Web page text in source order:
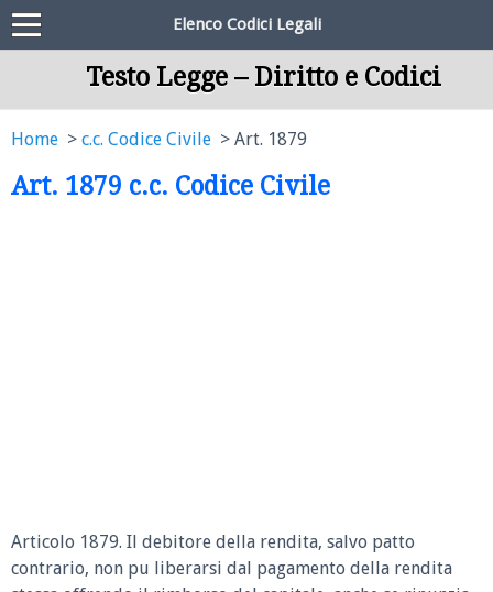
Elenco Codici Legali
Testo Legge – Diritto e Codici
Home c.c. Codice Civile Art. 1879
Art. 1879 c.c. Codice Civile
Articolo 1879. Il debitore della rendita, salvo patto
contrario, non pu liberarsi dal pagamento della rendita